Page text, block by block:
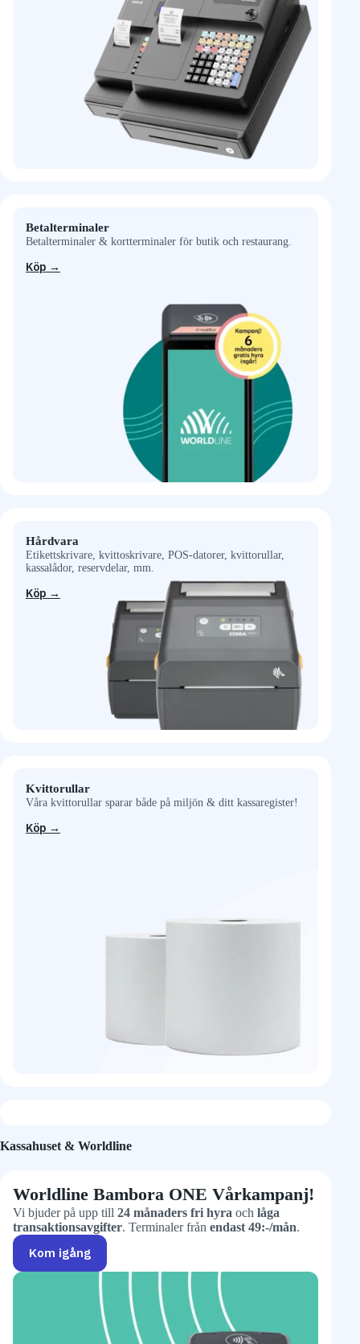
Betalterminaler
Betalterminaler & kortterminaler för butik och restaurang.
Köp →
Hårdvara
Etikettskrivare, kvittoskrivare, POS-datorer, kvittorullar,
kassalådor, reservdelar, mm.
Köp →
Kvittorullar
Våra kvittorullar sparar både på miljön & ditt kassaregister!
Köp →
Kassahuset & Worldline​
Worldline Bambora ONE Vårkampanj!
Vi bjuder på upp till 24 månaders fri hyra och låga
transaktionsavgifter. Terminaler från endast 49:-/mån.
Kom igång